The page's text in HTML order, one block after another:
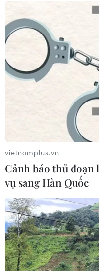
TIN CÙNG
Công Phượng gặp thử
trong ngày tái xuất V-
vietnamplus.vn
Cảnh báo thủ đoạn
vụ sang Hàn Quốc